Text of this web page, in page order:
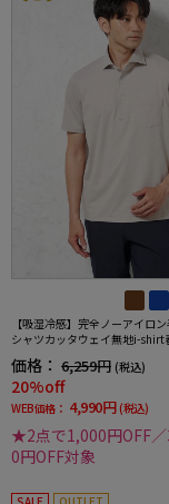
【吸湿冷感】完全ノーアイロ
シャツカッタウェイ無地i-shirt
価格： 6,259円 (税込)
20%off
WEB価格： 4,990円 (税込)
★2点で1,000円OFF
0円OFF対象